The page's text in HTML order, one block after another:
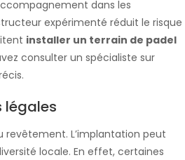
dans les
expérimenté réduit le risque
installer un terrain de padel
consulter un spécialiste sur
légales
revêtement. L’implantation peut
locale. En effet, certaines